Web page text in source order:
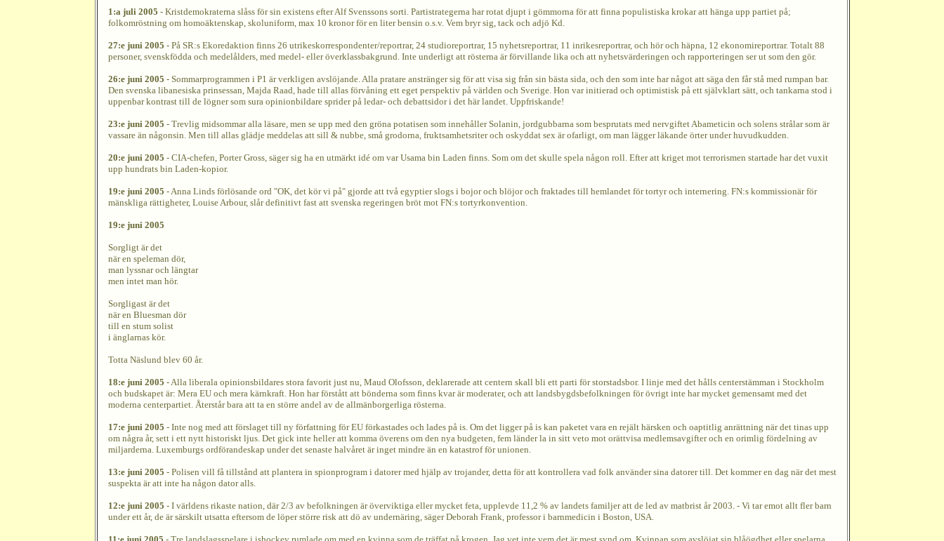
1:a juli 2005 - Kristdemokraterna slåss för sin existens efter Alf Svenssons sorti. Partistrategerna har rotat djupt i gömmorna för att finna populistiska krokar att hänga upp partiet på;
folkomröstning om homoäktenskap, skoluniform, max 10 kronor för en liter bensin o.s.v. Vem bryr sig, tack och adjö Kd.
27:e juni 2005 - På SR:s Ekoredaktion finns 26 utrikeskorrespondenter/reportrar, 24 studioreportrar, 15 nyhetsreportrar, 11 inrikesreportrar, och hör och häpna, 12 ekonomireportrar. Totalt 88
personer, svenskfödda och medelålders, med medel- eller överklassbakgrund. Inte underligt att rösterna är förvillande lika och att nyhetsvärderingen och rapporteringen ser ut som den gör.
26:e juni 2005 - Sommarprogrammen i P1 är verkligen avslöjande. Alla pratare anstränger sig för att visa sig från sin bästa sida, och den som inte har något att säga den får stå med rumpan bar.
Den svenska libanesiska prinsessan, Majda Raad, hade till allas förvåning ett eget perspektiv på världen och Sverige. Hon var initierad och optimistisk på ett självklart sätt, och tankarna stod i
uppenbar kontrast till de lögner som sura opinionbildare sprider på ledar- och debattsidor i det här landet. Uppfriskande!
23:e juni 2005 - Trevlig midsommar alla läsare, men se upp med den gröna potatisen som innehåller Solanin, jordgubbarna som besprutats med nervgiftet Abameticin och solens strålar som är
vassare än någonsin. Men till allas glädje meddelas att sill & nubbe, små grodorna, fruktsamhetsriter och oskyddat sex är ofarligt, om man lägger läkande örter under huvudkudden.
20:e juni 2005 - CIA-chefen, Porter Gross, säger sig ha en utmärkt idé om var Usama bin Laden finns. Som om det skulle spela någon roll. Efter att kriget mot terrorismen startade har det vuxit
upp hundrats bin Laden-kopior.
19:e juni 2005 - Anna Linds förlösande ord "OK, det kör vi på" gjorde att två egyptier slogs i bojor och blöjor och fraktades till hemlandet för tortyr och internering. FN:s kommissionär för
mänskliga rättigheter, Louise Arbour, slår definitivt fast att svenska regeringen bröt mot FN:s tortyrkonvention.
19:e juni 2005
Sorgligt är det
när en speleman dör,
man lyssnar och längtar
men intet man hör.
Sorgligast är det
när en Bluesman dör
till en stum solist
i änglarnas kör.
Totta Näslund blev 60 år.
18:e juni 2005 - Alla liberala opinionsbildares stora favorit just nu, Maud Olofsson, deklarerade att centern skall bli ett parti för storstadsbor. I linje med det hålls centerstämman i Stockholm
och budskapet är: Mera EU och mera kärnkraft. Hon har förstått att bönderna som finns kvar är moderater, och att landsbygdsbefolkningen för övrigt inte har mycket gemensamt med det
moderna centerpartiet. Återstår bara att ta en större andel av de allmänborgerliga rösterna.
17:e juni 2005 - Inte nog med att förslaget till ny författning för EU förkastades och lades på is. Om det ligger på is kan paketet vara en rejält härsken och oaptitlig anrättning när det tinas upp
om några år, sett i ett nytt historiskt ljus. Det gick inte heller att komma överens om den nya budgeten, fem länder la in sitt veto mot orättvisa medlemsavgifter och en orimlig fördelning av
miljarderna. Luxemburgs ordförandeskap under det senaste halvåret är inget mindre än en katastrof för unionen.
13:e juni 2005 - Polisen vill få tillstånd att plantera in spionprogram i datorer med hjälp av trojander, detta för att kontrollera vad folk använder sina datorer till. Det kommer en dag när det mest
suspekta är att inte ha någon dator alls.
12:e juni 2005 - I världens rikaste nation, där 2/3 av befolkningen är överviktiga eller mycket feta, upplevde 11,2 % av landets familjer att de led av matbrist år 2003. - Vi tar emot allt fler barn
under ett år, de är särskilt utsatta eftersom de löper större risk att dö av undernäring, säger Deborah Frank, professor i barnmedicin i Boston, USA.